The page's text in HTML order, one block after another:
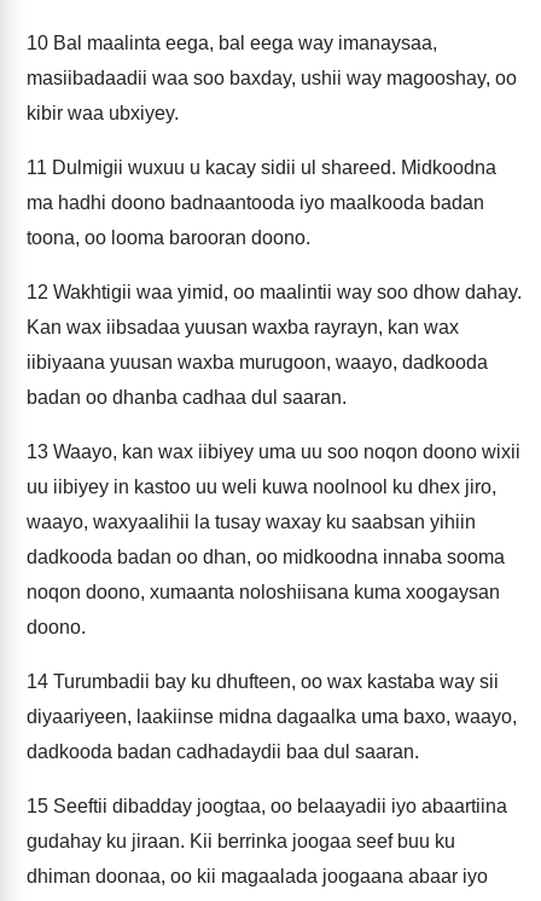
10 Bal maalinta eega, bal eega way imanaysaa,
masiibadaadii waa soo baxday, ushii way magooshay, oo
kibir waa ubxiyey.
11 Dulmigii wuxuu u kacay sidii ul shareed. Midkoodna
ma hadhi doono badnaantooda iyo maalkooda badan
toona, oo looma barooran doono.
12 Wakhtigii waa yimid, oo maalintii way soo dhow dahay.
Kan wax iibsadaa yuusan waxba rayrayn, kan wax
iibiyaana yuusan waxba murugoon, waayo, dadkooda
badan oo dhanba cadhaa dul saaran.
13 Waayo, kan wax iibiyey uma uu soo noqon doono wixii
uu iibiyey in kastoo uu weli kuwa noolnool ku dhex jiro,
waayo, waxyaalihii la tusay waxay ku saabsan yihiin
dadkooda badan oo dhan, oo midkoodna innaba sooma
noqon doono, xumaanta noloshiisana kuma xoogaysan
doono.
14 Turumbadii bay ku dhufteen, oo wax kastaba way sii
diyaariyeen, laakiinse midna dagaalka uma baxo, waayo,
dadkooda badan cadhadaydii baa dul saaran.
15 Seeftii dibadday joogtaa, oo belaayadii iyo abaartiina
gudahay ku jiraan. Kii berrinka joogaa seef buu ku
dhiman doonaa, oo kii magaalada joogaana abaar iyo